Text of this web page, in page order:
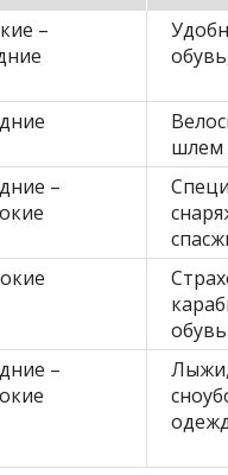
–
шлем
–
обувь
–